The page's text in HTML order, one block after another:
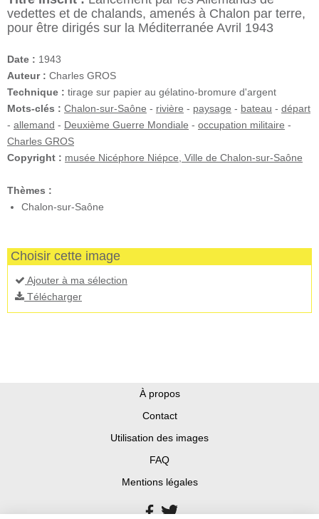
vedettes et de chalands, amenés à Chalon par terre,
pour être dirigés sur la Méditerranée Avril 1943
Date : 1943
Auteur : Charles GROS
Technique : tirage sur papier au gélatino-bromure d'argent
Mots-clés : Chalon-sur-Saône - rivière - paysage - bateau - départ
- allemand - Deuxième Guerre Mondiale - occupation militaire -
Charles GROS
Copyright : musée Nicéphore Niépce, Ville de Chalon-sur-Saône
Thèmes :
Chalon-sur-Saône
Choisir cette image
Ajouter à ma sélection
Télécharger
À propos
Contact
Utilisation des images
FAQ
Mentions légales